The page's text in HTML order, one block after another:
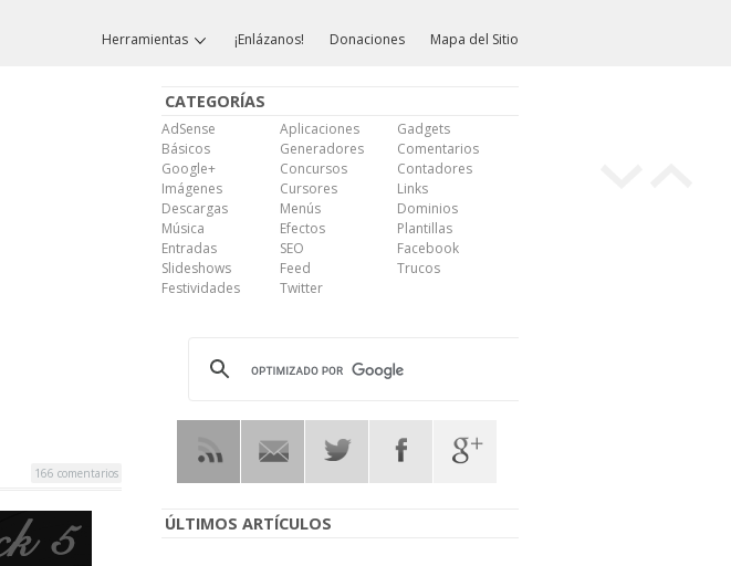
Herramientas ¡Enlázanos! Donaciones Mapa del Sitio
166 comentarios
CATEGORÍAS
AdSense Aplicaciones
Gadgets
Básicos
Generadores
Comentarios
Google+
Concursos
Contadores
Imágenes
Cursores
Links
Descargas
Menús
Dominios
Música
Efectos
Plantillas
Entradas
SEO
Facebook
Slideshows
Feed
Trucos
Festividades
Twitter
ÚLTIMOS ARTÍCULOS